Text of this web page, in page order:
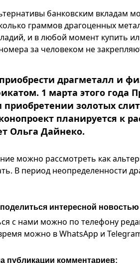
банковским
граммов драгоценных
и в любой момент купить
за человеком не
драгметалл и
1 марта этого года
приобретении золотых
планируется к
Ольга Дайнеко.
можно рассмотреть как
В период неопределенности
интересной
с нами можно по телефону
можно в WhatsApp и
публикации комментариев: